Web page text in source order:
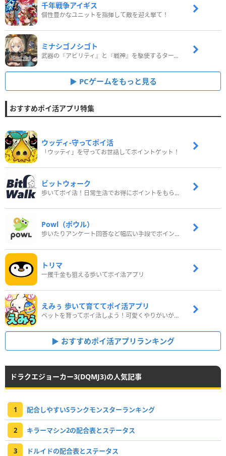
千年戦争アイギス
個性豊かなユニットを指揮して敵を迎え撃て！
ミナシゴノシゴト
武器の『アビリティ』と『戦神』を駆使するターン制コマンドバトルRPG！
PCゲームをもっと見る
おすすめポイ活アプリ特集
ウッディ‐守ってポイ活
「ウッディ」を守ってお世話してポイントゲット！
ビットウォーク
歩いてポイ活！日常生活でお得にポイントをもらおう
Powl（ポウル）
歩いたりアンケート回答など幅広い手段でポイントをゲット
トリマ
一攫千金も狙える歩いてポイ活アプリ
えみぅ 歩いて育ててポイ活アプリ
ペットを育ってポイ活しよう！可愛くやりがいがある新感覚アプリ
おすすめポイ活アプリランキング
ドラクエジョーカー3(DQMJ3)の人気記事
1 配合しやすいSランクモンスターランキング
2 キラーマシン2の配合表とステータス
3 ドルイドの配合表とステータス